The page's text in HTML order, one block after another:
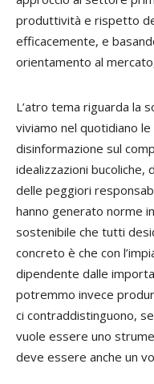
produttività e rispetto
efficacemente, e
orientamento al
L’atro tema riguarda la
viviamo nel quotidiano
disinformazione sul
idealizzazioni bucoliche,
delle peggiori
hanno generato norme
sostenibile che tutti
concreto è che con
dipendente dalle
potremmo invece
ci contraddistinguono,
vuole essere uno
deve essere anche un